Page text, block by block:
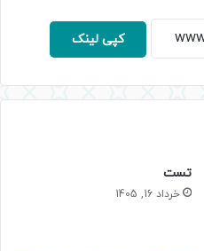
کپی لینک
تست
خرداد 16, 1405